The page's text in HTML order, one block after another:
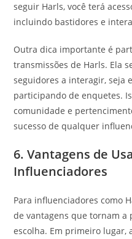
seguir Harls, você terá
incluindo bastidores e
Outra dica importante é
transmissões de Harls. Ela
seguidores a interagir, seja
participando de enquetes.
comunidade e
sucesso de qualquer
6. Vantagens de
Influenciadores
Para influenciadores como
de vantagens que tornam a
escolha. Em primeiro